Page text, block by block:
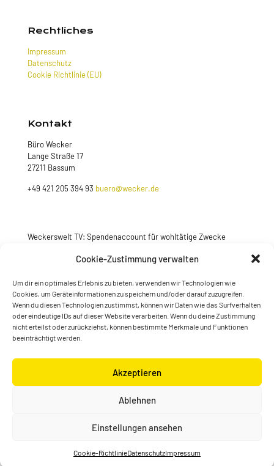
Cookie-Zustimmung verwalten
Um dir ein optimales Erlebnis zu bieten, verwenden wir Technologien wie
Cookies, um Geräteinformationen zu speichern und/oder darauf zuzugreifen.
Wenn du diesen Technologien zustimmst, können wir Daten wie das Surfverhalten
oder eindeutige IDs auf dieser Website verarbeiten. Wenn du deine Zustimmung
nicht erteilst oder zurückziehst, können bestimmte Merkmale und Funktionen
beeinträchtigt werden.
Akzeptieren
Ablehnen
Einstellungen ansehen
Cookie-RichtlinieDatenschutzImpressum
Rechtliches
Impressum
Datenschutz
Cookie Richtlinie (EU)
Kontakt
Büro Wecker
Lange Straße 17
27211 Bassum
+49 421 205 394 93 buero@wecker.de
Weckerswelt TV: Spendenaccount für wohltätige Zwecke
Jetzt spenden
© Konstantin Wecker | gestaltet von